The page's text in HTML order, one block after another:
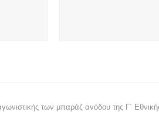
των μπαράζ ανόδου της Γ΄